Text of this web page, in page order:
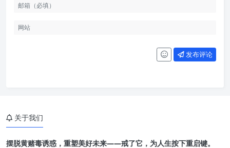
发布评论
关于我们
摆脱黄赌毒诱惑，重塑美好未来——戒了它，为人生按下重启键。